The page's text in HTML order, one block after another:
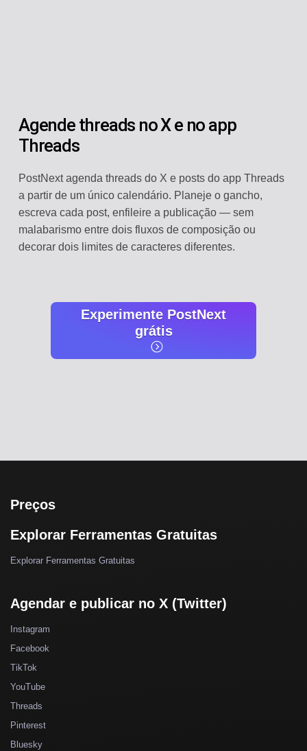
Agende threads no X e no app
Threads
PostNext agenda threads do X e posts do app Threads
a partir de um único calendário. Planeje o gancho,
escreva cada post, enfileire a publicação — sem
malabarismo entre dois fluxos de composição ou
decorar dois limites de caracteres diferentes.
Experimente PostNext
grátis
Preços
Explorar Ferramentas Gratuitas
Explorar Ferramentas Gratuitas
Agendar e publicar no X (Twitter)
Instagram
Facebook
TikTok
YouTube
Threads
Pinterest
Bluesky